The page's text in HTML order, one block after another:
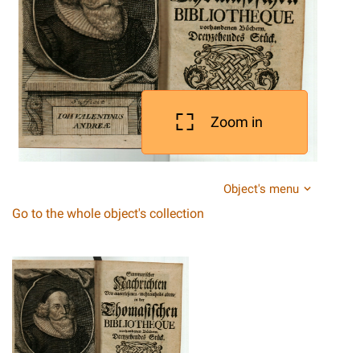
Zoom in
Object's menu
Go to the whole object's collection